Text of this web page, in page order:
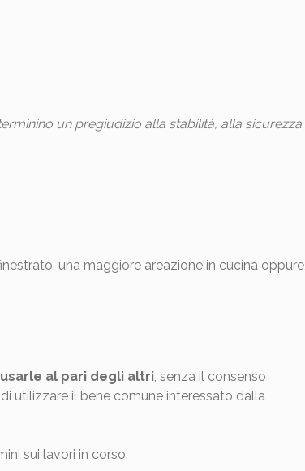
un pregiudizio alla stabilità, alla sicurezza
una maggiore areazione in cucina oppure,
al pari degli altri, senza il consenso
utilizzare il bene comune interessato dalla
sui lavori in corso.